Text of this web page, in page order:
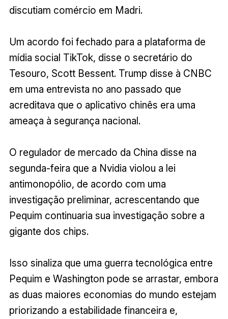
discutiam comércio em Madri.
Um acordo foi fechado para a plataforma de
mídia social TikTok, disse o secretário do
Tesouro, Scott Bessent. Trump disse à CNBC
em uma entrevista no ano passado que
acreditava que o aplicativo chinês era uma
ameaça à segurança nacional.
O regulador de mercado da China disse na
segunda-feira que a Nvidia violou a lei
antimonopólio, de acordo com uma
investigação preliminar, acrescentando que
Pequim continuaria sua investigação sobre a
gigante dos chips.
Isso sinaliza que uma guerra tecnológica entre
Pequim e Washington pode se arrastar, embora
as duas maiores economias do mundo estejam
priorizando a estabilidade financeira e,